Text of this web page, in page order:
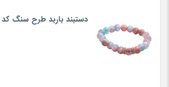
دستبند باربد طرح سنگ کد bo100